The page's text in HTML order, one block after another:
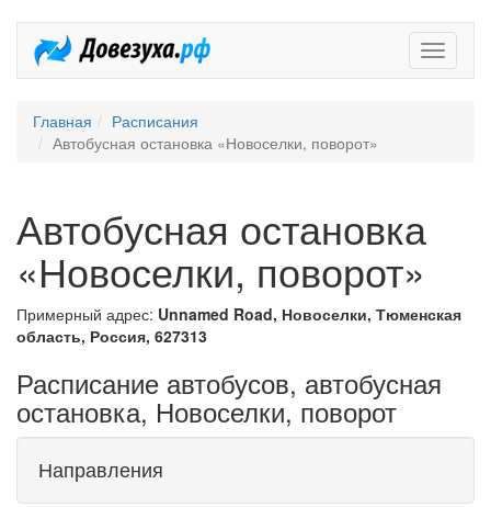
Главная
Расписания
Автобусная остановка «Новоселки, поворот»
Автобусная остановка
«Новоселки, поворот»
Примерный адрес: Unnamed Road, Новоселки, Тюменская
область, Россия, 627313
Расписание автобусов, автобусная
остановка, Новоселки, поворот
Направления